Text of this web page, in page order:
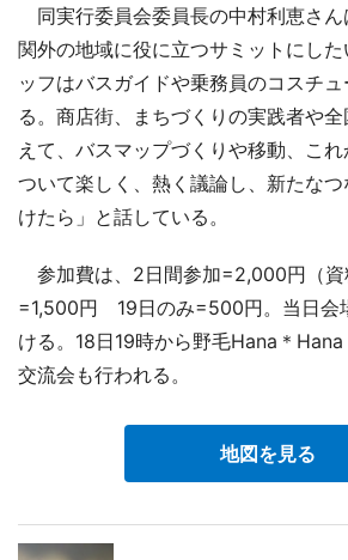
同実行委員会委員長の中村利恵さん
関外の地域に役に立つサミットにし
ッフはバスガイドや乗務員のコスチ
る。商店街、まちづくりの実践者や
えて、バスマップづくりや移動、こ
ついて楽しく、熱く議論し、新たな
けたら」と話している。
参加費は、2日間参加=2,000円（資
=1,500円 19日のみ=500円。当日会
ける。18日19時から野毛Hana＊
交流会も行われる。
地図を見る